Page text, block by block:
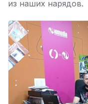
ю
Юмедиа
ул.
ю
Юмедиа в
пр. Маршала
ю
Юмедиа на
пр.
из наших нарядов.